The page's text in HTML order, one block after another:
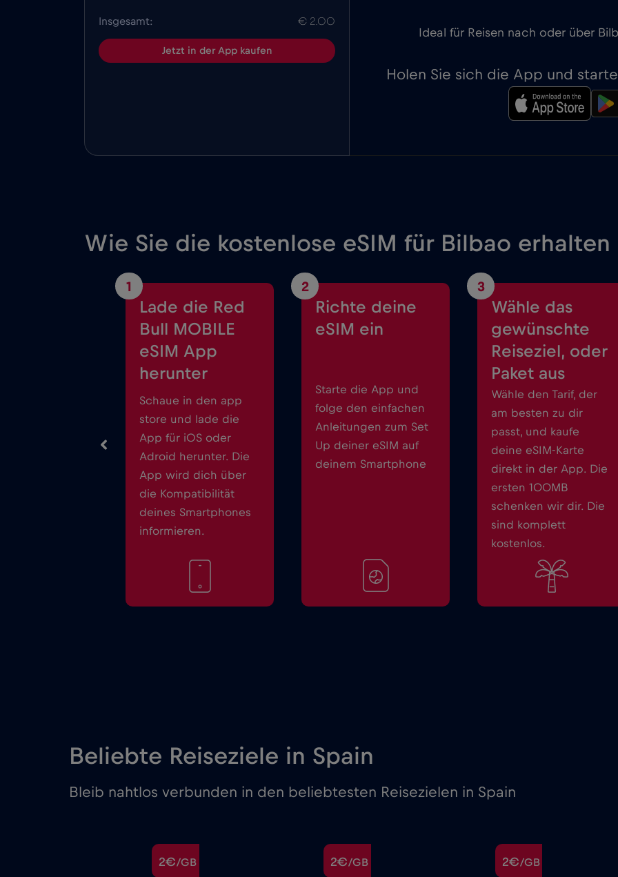
Insgesamt: € 2.00
Jetzt in der App kaufen
Ideal für Reisen nach oder über
Holen Sie sich die App und
Wie Sie die kostenlose eSIM für Bilbao erhalten
1
Lade die Red
Bull MOBILE
eSIM App
herunter
Schaue in den app
store und lade die
App für iOS oder
Adroid herunter. Die
App wird dich über
die Kompatibilität
deines Smartphones
informieren.
2
Richte deine
eSIM ein
Starte die App und
folge den einfachen
Anleitungen zum Set
Up deiner eSIM auf
deinem Smartphone
3
Wähle das
gewünschte
Reiseziel, oder
Paket aus
Wähle den Tarif, der
am besten zu dir
passt, und kaufe
deine eSIM-Karte
direkt in der App. Die
ersten 100MB
schenken wir dir. Die
sind komplett
kostenlos.
Beliebte Reiseziele in Spain
Bleib nahtlos verbunden in den beliebtesten Reisezielen in Spain
2€/GB 2€/GB 2€/GB